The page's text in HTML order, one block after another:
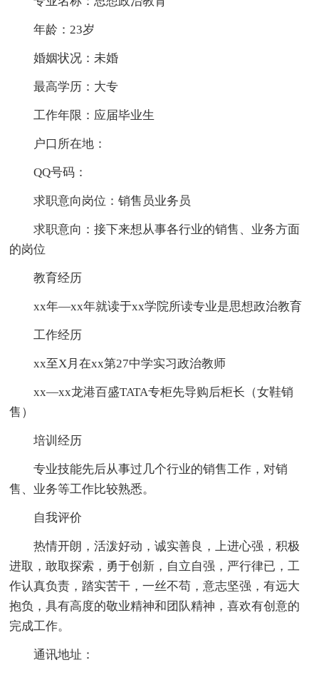
年龄：23岁
婚姻状况：未婚
最高学历：大专
工作年限：应届毕业生
户口所在地：
QQ号码：
求职意向岗位：销售员业务员
求职意向：接下来想从事各行业的销售、业务方面
的岗位
教育经历
xx年—xx年就读于xx学院所读专业是思想政治教育
工作经历
xx至X月在xx第27中学实习政治教师
xx—xx龙港百盛TATA专柜先导购后柜长（女鞋销
售）
培训经历
专业技能先后从事过几个行业的销售工作，对销
售、业务等工作比较熟悉。
自我评价
热情开朗，活泼好动，诚实善良，上进心强，积极
进取，敢取探索，勇于创新，自立自强，严行律已，工
作认真负责，踏实苦干，一丝不苟，意志坚强，有远大
抱负，具有高度的敬业精神和团队精神，喜欢有创意的
完成工作。
通讯地址：